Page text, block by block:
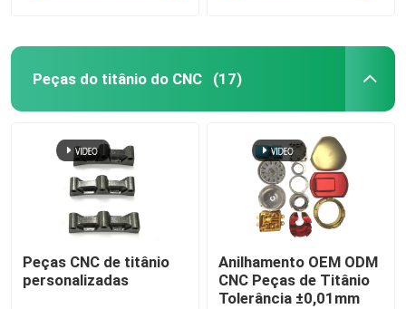
Peças do titânio do CNC (17)
Peças CNC de titânio
personalizadas
Anilhamento OEM ODM
CNC Peças de Titânio
Tolerância ±0,01mm